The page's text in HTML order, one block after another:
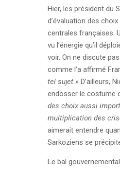
Hier, les président du
d’évaluation des
centrales françaises.
vu l’énergie qu’il
voir. On ne discute
comme l’a affirmé
tel sujet.» D’ailleurs,
endosser le costume
des choix aussi
multiplication des
aimerait entendre
Sarkoziens se
Le bal